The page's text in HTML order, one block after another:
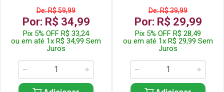
De: R$ 59,99
Por: R$ 34,99
Pix 5% OFF R$ 33,24
ou em até 1x R$ 34,99 Sem
Juros
De: R$ 39,99
Por: R$ 29,99
Pix 5% OFF R$ 28,49
ou em até 1x R$ 29,99 Sem
Juros